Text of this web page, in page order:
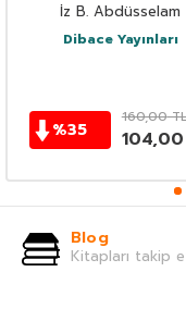
İz B. Abdüsselam
Dibace Yayınları
%35
160,00
104,00
Blog
Kitapları takip